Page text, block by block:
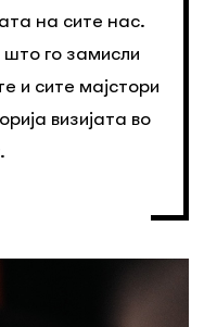
на сите нас.
што го замисли
и сите мајстори
визијата во